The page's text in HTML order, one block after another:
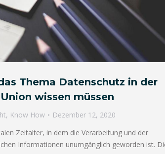
Thema Datenschutz in der
wissen müssen
, Know How
Dezember 12, 2020
Zeitalter, in dem die Verarbeitung und der
Informationen unumgänglich geworden ist.